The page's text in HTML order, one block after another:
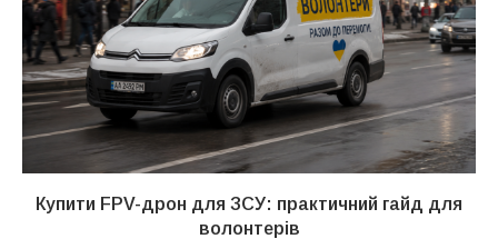
Купити FPV-дрон для ЗСУ: практичний гайд для
волонтерів